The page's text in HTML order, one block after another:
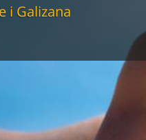
i Galizana